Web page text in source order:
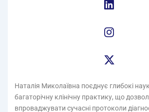
Наталія Миколаївна поєднує глибокі
багаторічну клінічну практику, що
впроваджувати сучасні протоколи